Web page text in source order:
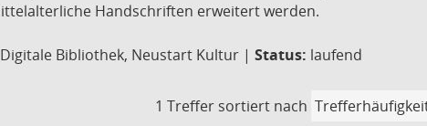
Handschriften erweitert werden.
Bibliothek, Neustart Kultur | Status: laufend
1 Treffer sortiert nach